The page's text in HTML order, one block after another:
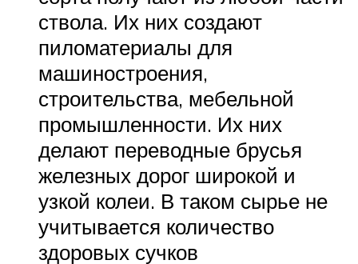
ствола. Их них создают
пиломатериалы для
машиностроения,
строительства, мебельной
промышленности. Их них
делают переводные брусья
железных дорог широкой и
узкой колеи. В таком сырье не
учитывается количество
здоровых сучков